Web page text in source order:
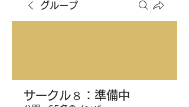
グループ
サークル８：準備中